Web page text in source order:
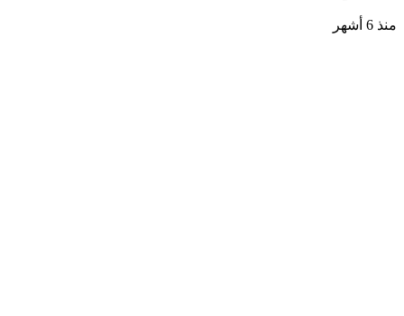
منذ 6 أشهر